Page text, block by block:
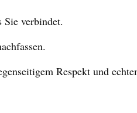
verbindet.
Respekt und